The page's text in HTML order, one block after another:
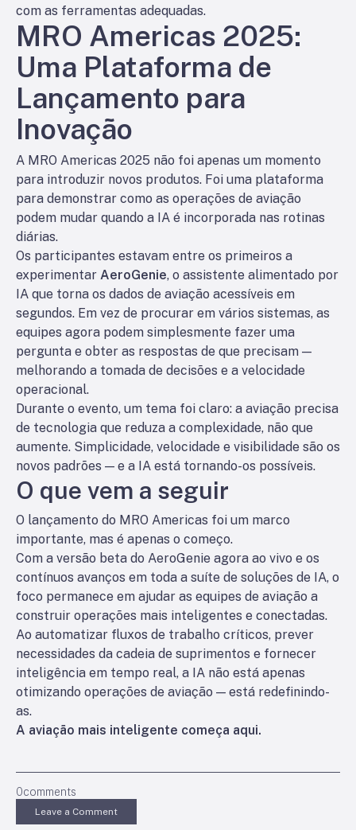
com as ferramentas adequadas.
MRO Americas 2025:
Uma Plataforma de
Lançamento para
Inovação
A MRO Americas 2025 não foi apenas um momento
para introduzir novos produtos. Foi uma plataforma
para demonstrar como as operações de aviação
podem mudar quando a IA é incorporada nas rotinas
diárias.
Os participantes estavam entre os primeiros a
experimentar AeroGenie, o assistente alimentado por
IA que torna os dados de aviação acessíveis em
segundos. Em vez de procurar em vários sistemas, as
equipes agora podem simplesmente fazer uma
pergunta e obter as respostas de que precisam —
melhorando a tomada de decisões e a velocidade
operacional.
Durante o evento, um tema foi claro: a aviação precisa
de tecnologia que reduza a complexidade, não que
aumente. Simplicidade, velocidade e visibilidade são os
novos padrões — e a IA está tornando-os possíveis.
O que vem a seguir
O lançamento do MRO Americas foi um marco
importante, mas é apenas o começo.
Com a versão beta do AeroGenie agora ao vivo e os
contínuos avanços em toda a suíte de soluções de IA, o
foco permanece em ajudar as equipes de aviação a
construir operações mais inteligentes e conectadas.
Ao automatizar fluxos de trabalho críticos, prever
necessidades da cadeia de suprimentos e fornecer
inteligência em tempo real, a IA não está apenas
otimizando operações de aviação — está redefinindo-
as.
A aviação mais inteligente começa aqui.
0comments
Leave a Comment